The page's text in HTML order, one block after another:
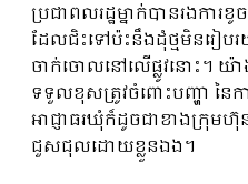
ប្រជាពលរដ្ឋម្នាក់បានរងកា
ដែលជិះទៅប៉ះនឹងដុំថ្មមិនរៀ
ចាក់ចោលនៅលើផ្លូវនោះ។
ទទួលខុសត្រូវចំពោះបញ្ហា នៃក
អាជ្ញាធរឃុំក៏ដូចជាខាងក្រុ
ជួសជុលដោយខ្លួនឯង។